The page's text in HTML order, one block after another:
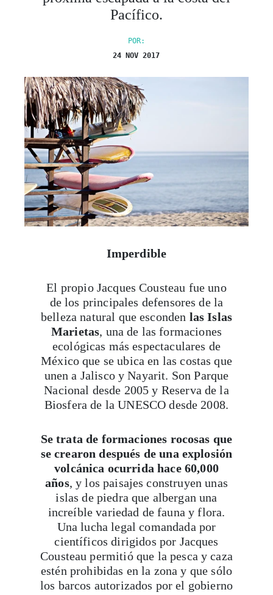
Pacífico.
POR:
24 NOV 2017
Imperdible
El propio Jacques Cousteau fue uno
de los principales defensores de la
belleza natural que esconden las Islas
Marietas, una de las formaciones
ecológicas más espectaculares de
México que se ubica en las costas que
unen a Jalisco y Nayarit. Son Parque
Nacional desde 2005 y Reserva de la
Biosfera de la UNESCO desde 2008.
Se trata de formaciones rocosas que
se crearon después de una explosión
volcánica ocurrida hace 60,000
años, y los paisajes construyen unas
islas de piedra que albergan una
increíble variedad de fauna y flora.
Una lucha legal comandada por
científicos dirigidos por Jacques
Cousteau permitió que la pesca y caza
estén prohibidas en la zona y que sólo
los barcos autorizados por el gobierno